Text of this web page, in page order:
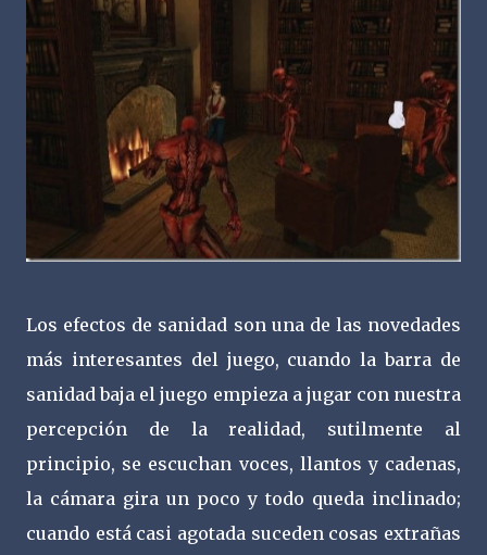
Los efectos de sanidad son una de las novedades
más interesantes del juego, cuando la barra de
sanidad baja el juego empieza a jugar con nuestra
percepción de la realidad, sutilmente al
principio, se escuchan voces, llantos y cadenas,
la cámara gira un poco y todo queda inclinado;
cuando está casi agotada suceden cosas extrañas